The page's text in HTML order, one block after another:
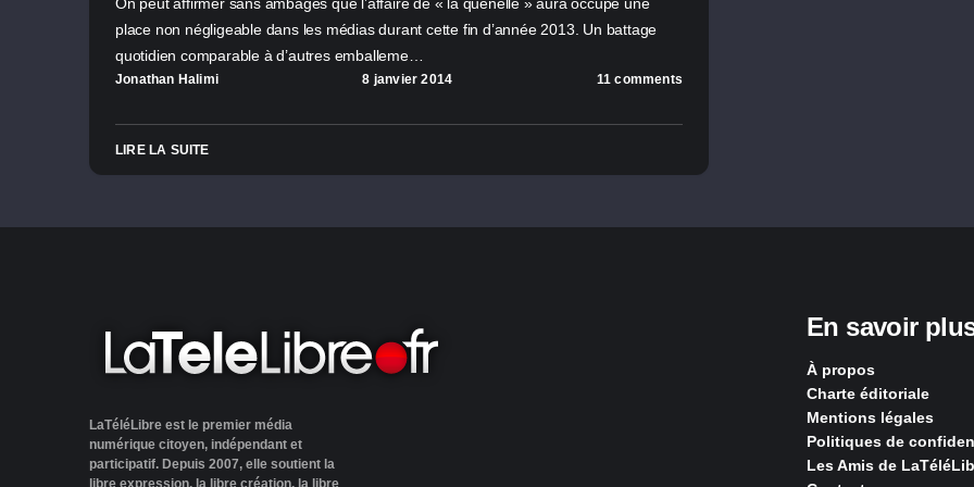
place non négligeable dans les médias durant cette fin d’année 2013. Un battage
quotidien comparable à d’autres emballeme…
Jonathan Halimi 8 janvier 2014 11 comments
LIRE LA SUITE
LaTéléLibre est le premier média
numérique citoyen, indépendant et
participatif. Depuis 2007, elle soutient la
En savoir
À propos
Charte éditoriale
Mentions légales
Politiques de
Les Amis de